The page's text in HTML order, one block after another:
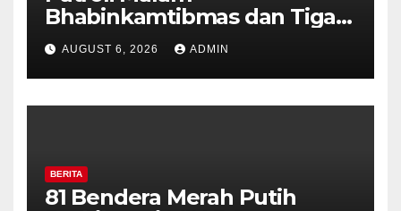
Bhabinkamtibmas dan Tiga
Pilar Kelurahan Ungaran
Perkuat Kamtibmas, Warga
Diajak Aktifkan Ronda
AUGUST 6, 2026 ADMIN
BERITA
81 Bendera Merah Putih